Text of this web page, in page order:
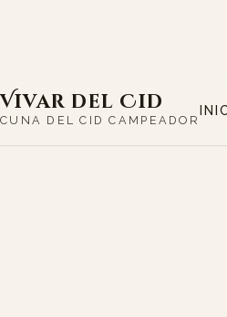
Vivar del Cid
CUNA DEL CID CAMPEADOR